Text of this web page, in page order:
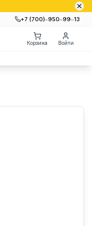
+7 (700)‒950‒99‒13
Корзина Войти